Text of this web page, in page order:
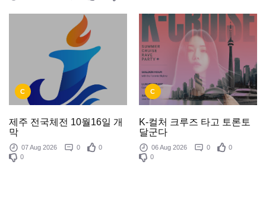
C
제주 전국체전 10월16일 개
막
07 Aug 2026 0
0
0
C
K-컬처 크루즈 타고 토론토
달군다
06 Aug 2026 0
0
0